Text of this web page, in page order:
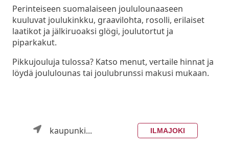
Perinteiseen suomalaiseen joululounaaseen
kuuluvat joulukinkku, graavilohta, rosolli, erilaiset
laatikot ja jälkiruoaksi glögi, joulutortut ja
piparkakut.
Pikkujouluja tulossa? Katso menut, vertaile hinnat ja
löydä joululounas tai joulubrunssi makusi mukaan.
kaupunki... ILMAJOKI